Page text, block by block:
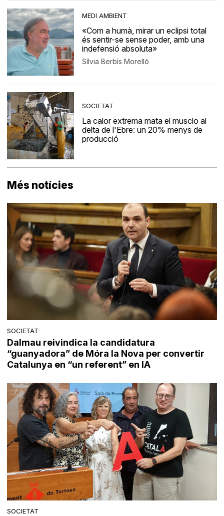
MEDI AMBIENT
«Com a humà, mirar un eclipsi total
és sentir-se sense poder, amb una
indefensió absoluta»
Sílvia Berbís Morelló
SOCIETAT
La calor extrema mata el musclo al
delta de l'Ebre: un 20% menys de
producció
Més notícies
SOCIETAT
Dalmau reivindica la candidatura
“guanyadora” de Móra la Nova per convertir
Catalunya en “un referent” en IA
SOCIETAT